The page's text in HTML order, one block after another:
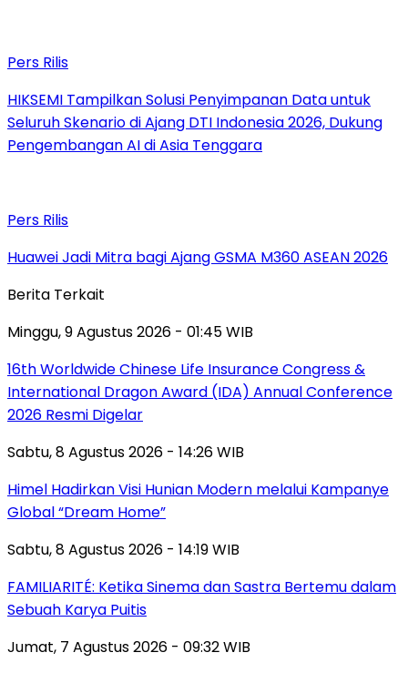
Pers Rilis
HIKSEMI Tampilkan Solusi Penyimpanan Data untuk
Seluruh Skenario di Ajang DTI Indonesia 2026, Dukung
Pengembangan AI di Asia Tenggara
Pers Rilis
Huawei Jadi Mitra bagi Ajang GSMA M360 ASEAN 2026
Berita Terkait
Minggu, 9 Agustus 2026 - 01:45 WIB
16th Worldwide Chinese Life Insurance Congress &
International Dragon Award (IDA) Annual Conference
2026 Resmi Digelar
Sabtu, 8 Agustus 2026 - 14:26 WIB
Himel Hadirkan Visi Hunian Modern melalui Kampanye
Global “Dream Home”
Sabtu, 8 Agustus 2026 - 14:19 WIB
FAMILIARITÉ: Ketika Sinema dan Sastra Bertemu dalam
Sebuah Karya Puitis
Jumat, 7 Agustus 2026 - 09:32 WIB